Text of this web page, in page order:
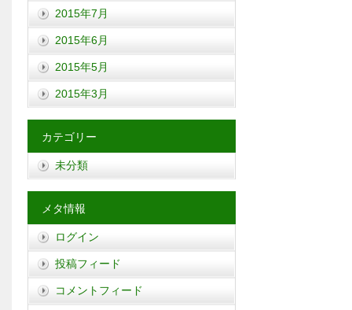
2015年7月
2015年6月
2015年5月
2015年3月
カテゴリー
未分類
メタ情報
ログイン
投稿フィード
コメントフィード